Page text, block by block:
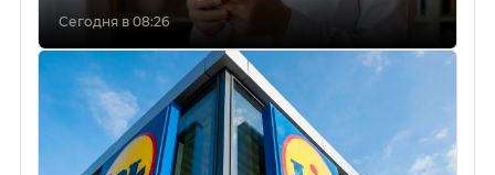
Сегодня в 08:26